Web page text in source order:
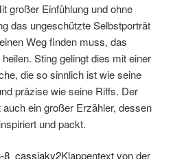
großer Einfühlung und ohne
das ungeschützte Selbstporträt
Weg finden muss, das
Sting gelingt dies mit einer
die so sinnlich ist wie seine
präzise wie seine Riffs. Der
ein großer Erzähler, dessen
und packt.
Klappentext von der